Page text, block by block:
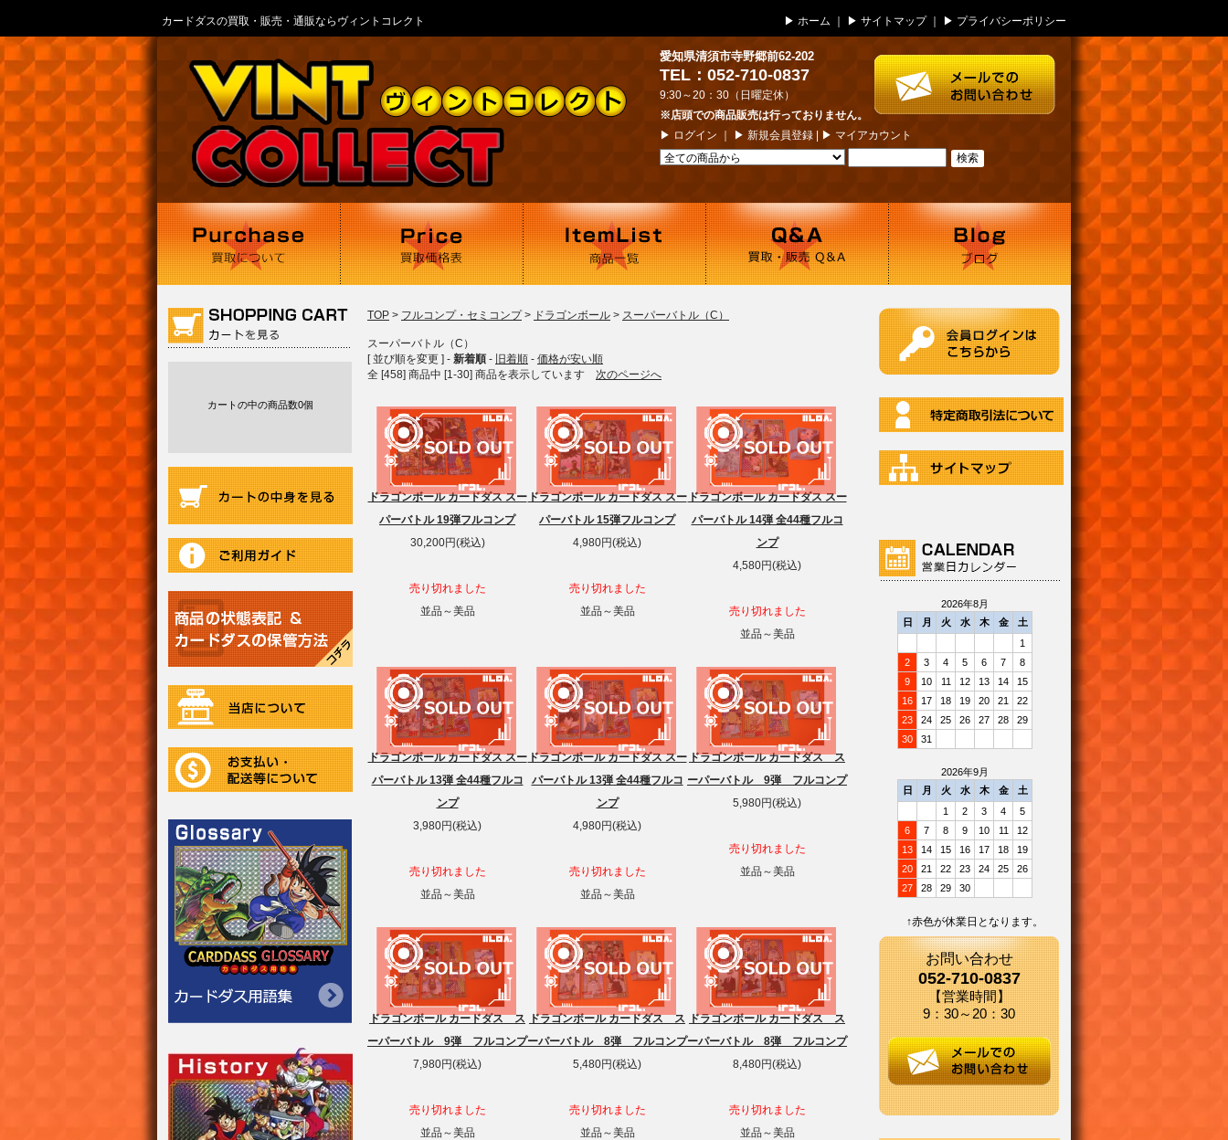
カードダスの買取・販売・通販ならヴィントコレクト ▶ ホーム ｜ ▶ サイトマップ｜ ▶ プライバシーポリシー
愛知県清須市寺野郷前62-202
TEL：052-710-0837
9:30～20：30（日曜定休）
※店頭での商品販売は行っておりません。
▶ ログイン ｜ ▶ 新規会員登録 | ▶ マイアカウント
カートの中の商品数0個
TOP > フルコンプ・セミコンプ> ドラゴンボール > スーパーバトル（C）
スーパーバトル（C）
[ 並び順を変更 ] - 新着順 - 旧着順 - 価格が安い順
全 [458] 商品中 [1-30] 商品を表示しています 次のページへ
ドラゴンボール カードダス スー
パーバトル 19弾フルコンプ
30,200円(税込)
売り切れました
並品～美品
ドラゴンボール カードダス スー
パーバトル 15弾フルコンプ
4,980円(税込)
売り切れました
並品～美品
ドラゴンボール カードダス スー
パーバトル 14弾 全44種フルコ
ンプ
4,580円(税込)
売り切れました
並品～美品
ドラゴンボール カードダス スー
パーバトル 13弾 全44種フルコ
ンプ
3,980円(税込)
売り切れました
並品～美品
ドラゴンボール カードダス スー
パーバトル 13弾 全44種フルコ
ンプ
4,980円(税込)
売り切れました
並品～美品
ドラゴンボール カードダス ス
ーパーバトル 9弾 フルコンプ
5,980円(税込)
売り切れました
並品～美品
ドラゴンボール カードダス ス
ーパーバトル 9弾 フルコンプ
7,980円(税込)
売り切れました
並品～美品
ドラゴンボール カードダス ス
ーパーバトル 8弾 フルコンプ
5,480円(税込)
売り切れました
並品～美品
ドラゴンボール カードダス ス
ーパーバトル 8弾 フルコンプ
8,480円(税込)
売り切れました
並品～美品
2026年8月
日
月 火 水 木 金
土
1
2
3 4 5 6 7
8
9
10 11 12 13 14
15
16
17 18 19 20 21
22
23
24 25 26 27 28
29
30
31
2026年9月
日
月 火 水 木 金
土
1
2 3 4
5
6
7 8 9 10 11
12
13
14 15 16 17 18
19
20
21 22 23 24 25
26
27
28 29 30
↑赤色が休業日となります。
お問い合わせ
052-710-0837
【営業時間】
9：30～20：30